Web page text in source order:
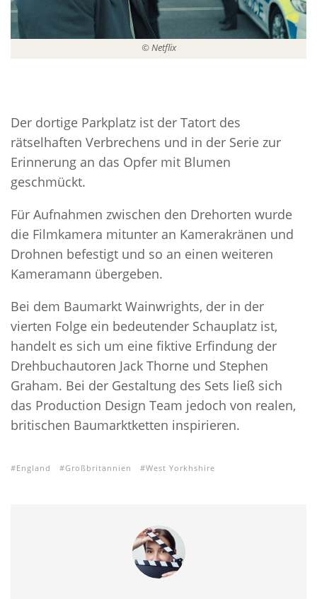
© Netflix
Der dortige Parkplatz ist der Tatort des
rätselhaften Verbrechens und in der Serie zur
Erinnerung an das Opfer mit Blumen
geschmückt.
Für Aufnahmen zwischen den Drehorten wurde
die Filmkamera mitunter an Kamerakränen und
Drohnen befestigt und so an einen weiteren
Kameramann übergeben.
Bei dem Baumarkt Wainwrights, der in der
vierten Folge ein bedeutender Schauplatz ist,
handelt es sich um eine fiktive Erfindung der
Drehbuchautoren Jack Thorne und Stephen
Graham. Bei der Gestaltung des Sets ließ sich
das Production Design Team jedoch von realen,
britischen Baumarktketten inspirieren.
England Großbritannien West Yorkhshire